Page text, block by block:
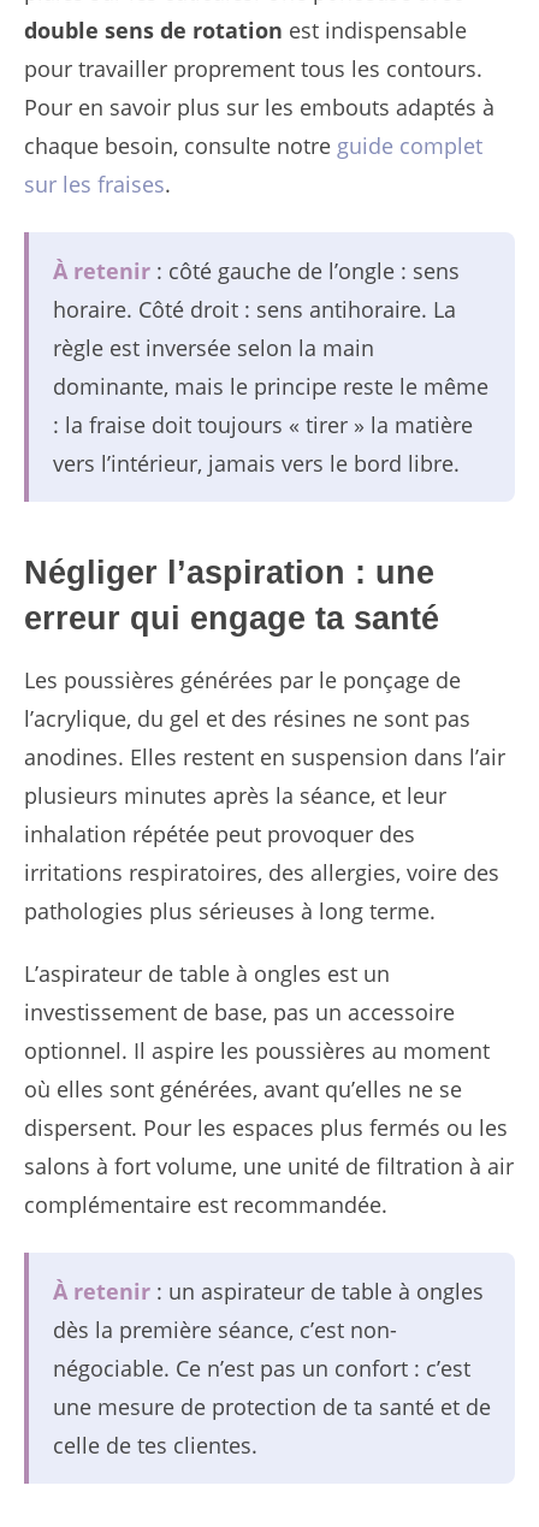
double sens de rotation est indispensable
pour travailler proprement tous les contours.
Pour en savoir plus sur les embouts adaptés à
chaque besoin, consulte notre guide complet
sur les fraises.
À retenir : côté gauche de l’ongle : sens
horaire. Côté droit : sens antihoraire. La
règle est inversée selon la main
dominante, mais le principe reste le même
: la fraise doit toujours « tirer » la matière
vers l’intérieur, jamais vers le bord libre.
Négliger l’aspiration : une
erreur qui engage ta santé
Les poussières générées par le ponçage de
l’acrylique, du gel et des résines ne sont pas
anodines. Elles restent en suspension dans l’air
plusieurs minutes après la séance, et leur
inhalation répétée peut provoquer des
irritations respiratoires, des allergies, voire des
pathologies plus sérieuses à long terme.
L’aspirateur de table à ongles est un
investissement de base, pas un accessoire
optionnel. Il aspire les poussières au moment
où elles sont générées, avant qu’elles ne se
dispersent. Pour les espaces plus fermés ou les
salons à fort volume, une unité de filtration à air
complémentaire est recommandée.
À retenir : un aspirateur de table à ongles
dès la première séance, c’est non-
négociable. Ce n’est pas un confort : c’est
une mesure de protection de ta santé et de
celle de tes clientes.